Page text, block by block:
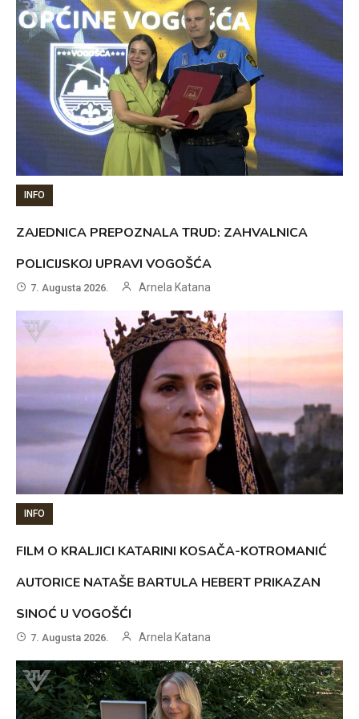
INFO
ZAJEDNICA PREPOZNALA TRUD: ZAHVALNICA
POLICIJSKOJ UPRAVI VOGOŠĆA
7. Augusta 2026. Arnela Katana
INFO
FILM O KRALJICI KATARINI KOSAČA-KOTROMANIĆ
AUTORICE NATAŠE BARTULA HEBERT PRIKAZAN
SINOĆ U VOGOŠĆI
7. Augusta 2026. Arnela Katana